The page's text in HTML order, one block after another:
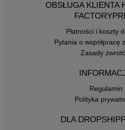
OBSŁUGA KLIENTA
Płatności i koszty
Pytania o współpracę
Zasady
Regulamin
Polityka
DLA